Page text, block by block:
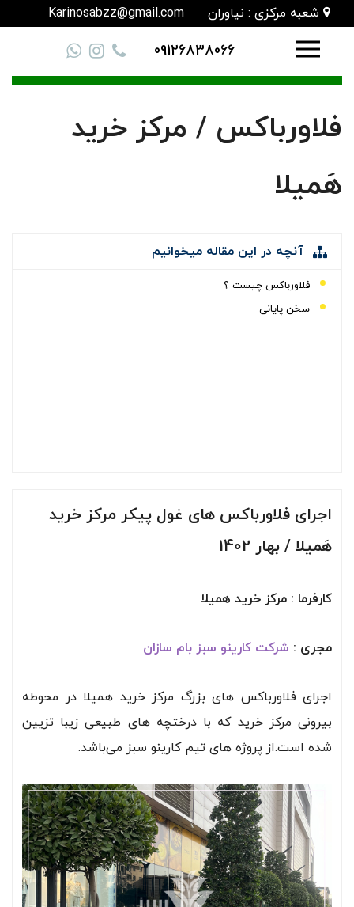
شعبه مرکزی : نیاوران Karinosabzz@gmail.com
09126838066
فلاورباکس / مرکز خرید
هَمیلا
آنچه در این مقاله میخوانیم
فلاورباکس چیست ؟
سخن پایانی
اجرای فلاورباکس های غول پیکر مرکز خرید
هَمیلا / بهار 1402
کارفرما : مرکز خرید همیلا
مجری : شرکت کارینو سبز بام سازان
اجرای فلاورباکس های بزرگ مرکز خرید همیلا در محوطه
بیرونی مرکز خرید که با درختچه های طبیعی زیبا تزیین
شده است.از پروژه های تیم کارینو سبز می‌باشد.